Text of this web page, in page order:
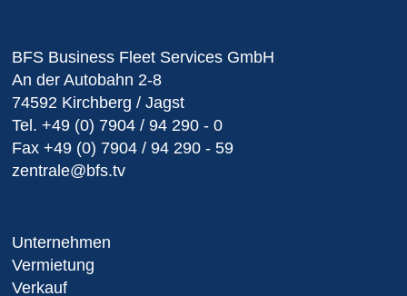
BFS Business Fleet Services GmbH
An der Autobahn 2-8
74592 Kirchberg / Jagst
Tel. +49 (0) 7904 / 94 290 - 0
Fax +49 (0) 7904 / 94 290 - 59
zentrale@bfs.tv
Unternehmen
Vermietung
Verkauf